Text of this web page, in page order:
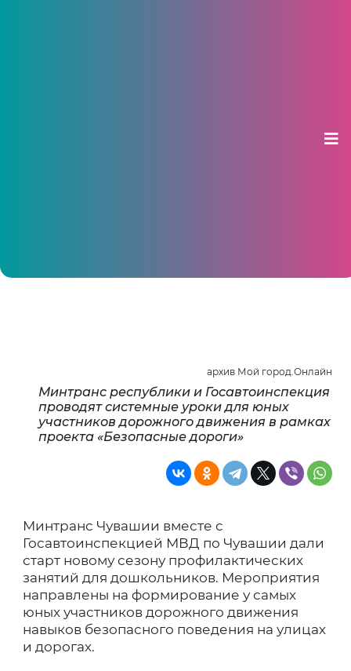
безопасности для дошкольников
архив Мой город.Онлайн
Минтранс республики и Госавтоинспекция
проводят системные уроки для юных
участников дорожного движения в рамках
проекта «Безопасные дороги»
Минтранс Чувашии вместе с
Госавтоинспекцией МВД по Чувашии дали
старт новому сезону профилактических
занятий для дошкольников. Мероприятия
направлены на формирование у самых
юных участников дорожного движения
навыков безопасного поведения на улицах
и дорогах.